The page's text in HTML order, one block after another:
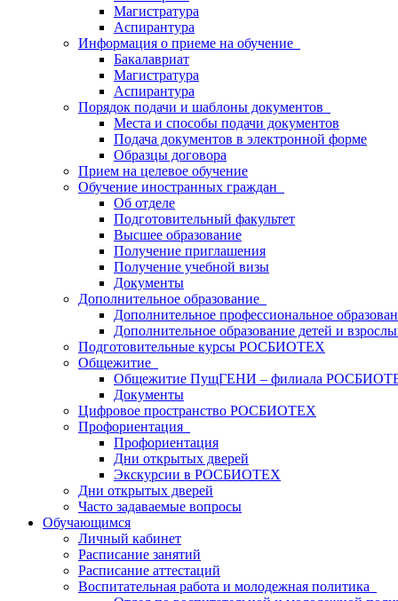
Магистратура
Аспирантура
Информация о приеме на обучение
Бакалавриат
Магистратура
Аспирантура
Порядок подачи и шаблоны документов
Места и способы подачи документов
Подача документов в электронной форме
Образцы договора
Прием на целевое обучение
Обучение иностранных граждан
Об отделе
Подготовительный факультет
Высшее образование
Получение приглашения
Получение учебной визы
Документы
Дополнительное образование
Дополнительное профессиональное
Дополнительное образование детей и
Подготовительные курсы РОСБИОТЕХ
Общежитие
Общежитие ПущГЕНИ – филиала
Документы
Цифровое пространство РОСБИОТЕХ
Профориентация
Профориентация
Дни открытых дверей
Экскурсии в РОСБИОТЕХ
Дни открытых дверей
Часто задаваемые вопросы
Обучающимся
Личный кабинет
Расписание занятий
Расписание аттестаций
Воспитательная работа и молодежная политика